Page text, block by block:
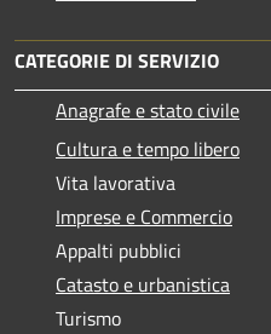
CATEGORIE DI SERVIZIO
Anagrafe e stato civile
Cultura e tempo libero
Vita lavorativa
Imprese e Commercio
Appalti pubblici
Catasto e urbanistica
Turismo